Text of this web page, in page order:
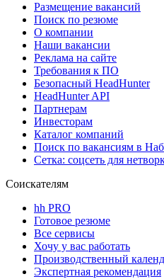
Размещение вакансий
Поиск по резюме
О компании
Наши вакансии
Реклама на сайте
Требования к ПО
Безопасный HeadHunter
HeadHunter API
Партнерам
Инвесторам
Каталог компаний
Поиск по вакансиям в
Сетка: соцсеть для
Соискателям
hh PRO
Готовое резюме
Все сервисы
Хочу у вас работать
Производственный
Экспертная рекомендация